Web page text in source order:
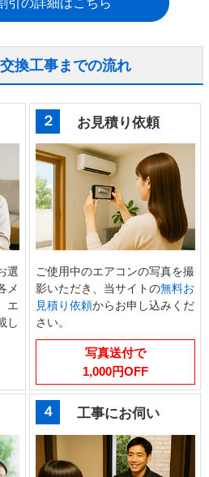
引の詳細はこちら
換工事までの流れ
選
メ
エ
し
２ お見積り依頼
ご使用中のエアコンの写真を撮
影いただき、当サイトの無料お
見積り依頼からお申し込みくだ
さい。
写真送付で
1,000円OFF
４ 工事にお伺い